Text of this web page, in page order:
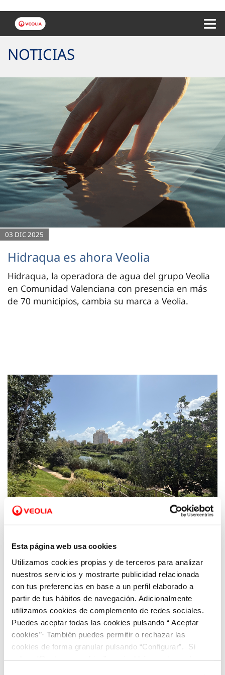
Esta página web usa cookies
Utilizamos cookies propias y de terceros para analizar
nuestros servicios y mostrarte publicidad relacionada
con tus preferencias en base a un perfil elaborado a
partir de tus hábitos de navegación. Adicionalmente
utilizamos cookies de complemento de redes sociales.
Puedes aceptar todas las cookies pulsando “ Aceptar
cookies”· También puedes permitir o rechazar las
cookies de forma granular pulsando “Configurar”. Si
NOTICIAS
03 DIC 2025
Hidraqua es ahora Veolia
Hidraqua, la operadora de agua del grupo Veolia
en Comunidad Valenciana con presencia en más
de 70 municipios, cambia su marca a Veolia.
parque inundable La Marjal como referente
internacional anti-inundaciones